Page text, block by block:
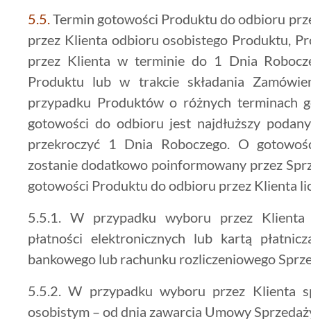
5.5. Termin gotowości Produktu do odbioru
przez Klienta odbioru osobistego Produktu,
przez Klienta w terminie do 1 Dnia
Produktu lub w trakcie składania
przypadku Produktów o różnych terminach
gotowości do odbioru jest najdłuższy
przekroczyć 1 Dnia Roboczego. O
zostanie dodatkowo poinformowany przez
gotowości Produktu do odbioru przez Klienta
5.5.1. W przypadku wyboru przez Klienta
płatności elektronicznych lub kartą
bankowego lub rachunku rozliczeniowego
5.5.2. W przypadku wyboru przez Klienta
osobistym – od dnia zawarcia Umowy